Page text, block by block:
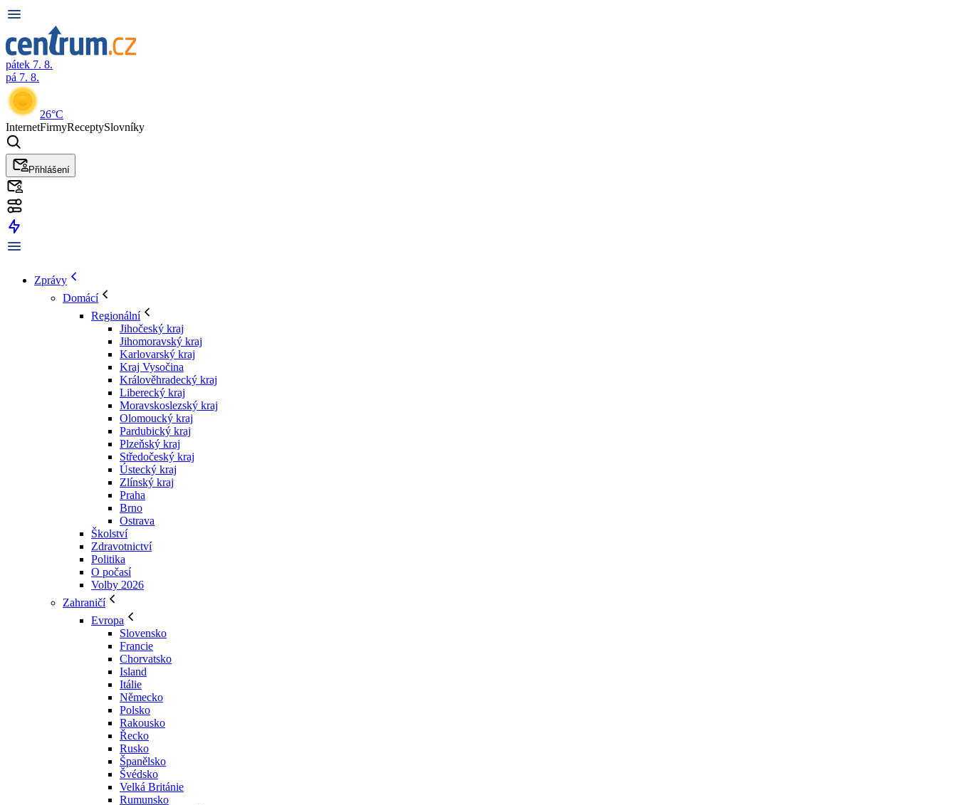
pátek 7. 8.
pá 7. 8.
26°C
InternetFirmyReceptySlovníky
Přihlášení
Zprávy
Domácí
Regionální
Jihočeský kraj
Jihomoravský kraj
Karlovarský kraj
Kraj Vysočina
Králověhradecký kraj
Liberecký kraj
Moravskoslezský kraj
Olomoucký kraj
Pardubický kraj
Plzeňský kraj
Středočeský kraj
Ústecký kraj
Zlínský kraj
Praha
Brno
Ostrava
Školství
Zdravotnictví
Politika
O počasí
Volby 2026
Zahraničí
Evropa
Slovensko
Francie
Chorvatsko
Island
Itálie
Německo
Polsko
Rakousko
Řecko
Rusko
Španělsko
Švédsko
Velká Británie
Rumunsko